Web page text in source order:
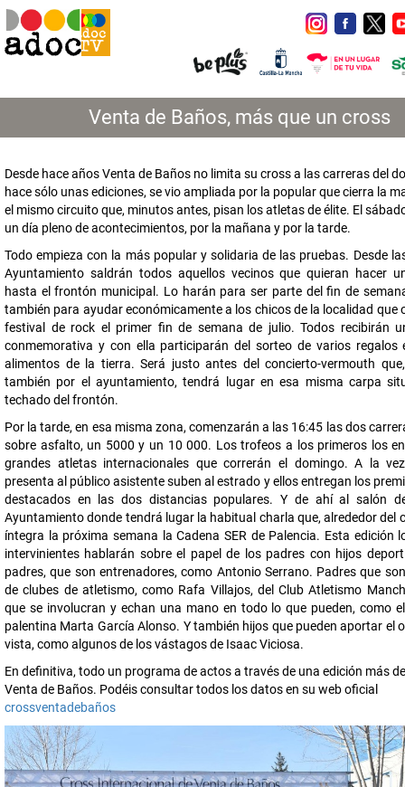
Venta de Baños, más que un cross
Desde hace años Venta de Baños no limita su cross a las carreras del
hace sólo unas ediciones, se vio ampliada por la popular que cierra la
el mismo circuito que, minutos antes, pisan los atletas de élite. El
un día pleno de acontecimientos, por la mañana y por la tarde.
Todo empieza con la más popular y solidaria de las pruebas. Desde
Ayuntamiento saldrán todos aquellos vecinos que quieran hacer
hasta el frontón municipal. Lo harán para ser parte del fin de
también para ayudar económicamente a los chicos de la localidad que
festival de rock el primer fin de semana de julio. Todos recibirán
conmemorativa y con ella participarán del sorteo de varios regalos
alimentos de la tierra. Será justo antes del concierto-vermouth
también por el ayuntamiento, tendrá lugar en esa misma carpa
techado del frontón.
Por la tarde, en esa misma zona, comenzarán a las 16:45 las dos
sobre asfalto, un 5000 y un 10 000. Los trofeos a los primeros los
grandes atletas internacionales que correrán el domingo. A la
presenta al público asistente suben al estrado y ellos entregan los
destacados en las dos distancias populares. Y de ahí al salón
Ayuntamiento donde tendrá lugar la habitual charla que, alrededor del
íntegra la próxima semana la Cadena SER de Palencia. Esta edición
intervinientes hablarán sobre el papel de los padres con hijos
padres, que son entrenadores, como Antonio Serrano. Padres que
de clubes de atletismo, como Rafa Villajos, del Club Atletismo
que se involucran y echan una mano en todo lo que pueden, como
palentina Marta García Alonso. Y también hijos que pueden aportar el
vista, como algunos de los vástagos de Isaac Viciosa.
En definitiva, todo un programa de actos a través de una edición más
Venta de Baños. Podéis consultar todos los datos en su web oficial
crossventadebaños